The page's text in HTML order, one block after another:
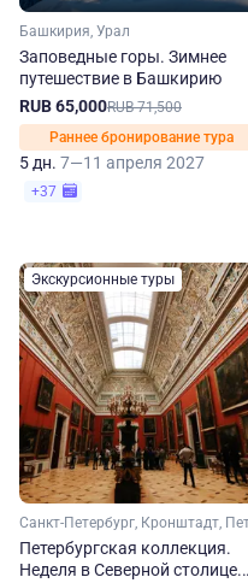
Башкирия, Урал
Заповедные горы. Зимнее
путешествие в Башкирию
RUB 65,000RUB 71,500
Раннее бронирование тура
5 дн. 7—11 апреля 2027
+37
Экскурсионные туры
Петербургская коллекция.
Неделя в Северной столице.